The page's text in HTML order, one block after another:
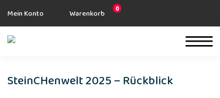
Mein Konto Warenkorb 0
SteinCHenwelt 2025 – Rückblick